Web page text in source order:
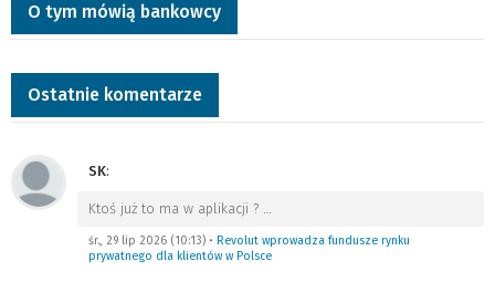
O tym mówią bankowcy
Ostatnie komentarze
SK:
Ktoś już to ma w aplikacji ? …
śr., 29 lip 2026 (10:13) • Revolut wprowadza fundusze rynku
prywatnego dla klientów w Polsce